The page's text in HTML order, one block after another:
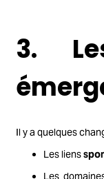
3.
Il y a quelques
Les liens